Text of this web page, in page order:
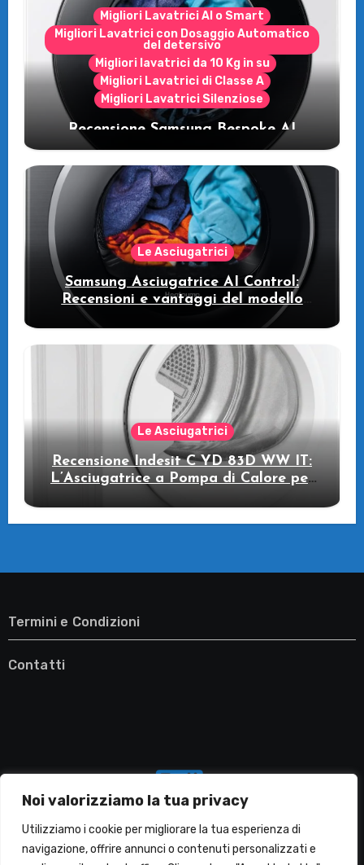
Noi valorizziamo la tua privacy
Utilizziamo i cookie per migliorare la tua esperienza di
navigazione, offrire annunci o contenuti personalizzati e
Migliori Lavatrici AI o Smart
Migliori Lavatrici con Dosaggio Automatico
del detersivo
Migliori lavatrici da 10 Kg in su
Migliori Lavatrici di Classe A
Migliori Lavatrici Silenziose
Recensione Samsung Bespoke AI
WW11DB7B94GE/U3: la lavatrice
intelligente che fa risparmiare
Le Asciugatrici
Samsung Asciugatrice AI Control:
Recensioni e vantaggi del modello
Le Asciugatrici
Recensione Indesit C YD 83D WW IT:
L’Asciugatrice a Pompa di Calore per
il Tuo Benessere
Termini e Condizioni
Contatti